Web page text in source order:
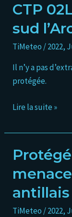
CTP
sud
TiMeteo /2022,
Il n’y a pas
protégée.
devient
le
CTP
et
menace
sud
antillais
Lire la suite »
antillais
TiMeteo /2022,
Protégé :
onde
menace
le